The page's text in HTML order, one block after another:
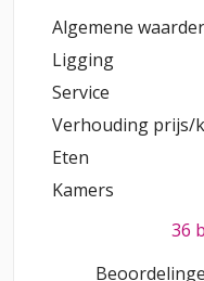
Algemene
Ligging
Service
Verhouding prijs/
Eten
Kamers
36